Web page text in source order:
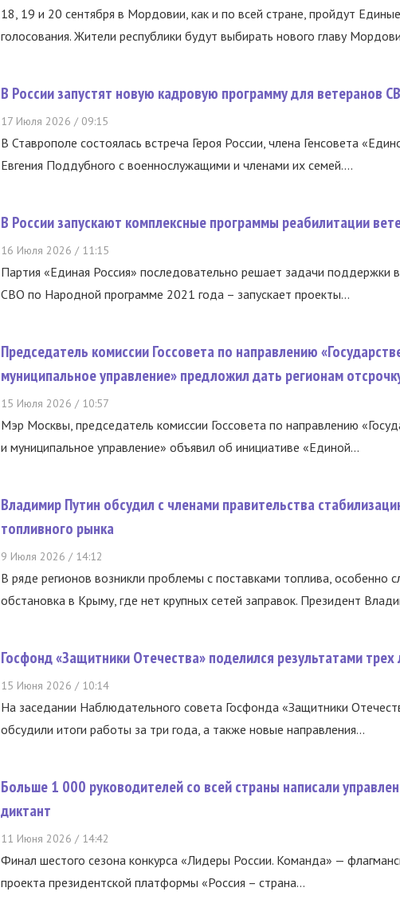
18, 19 и 20 сентября в Мордовии, как и по всей стране, пройдут
голосования. Жители республики будут выбирать нового главу
В России запустят новую кадровую программу для ветеранов
17 Июля 2026 / 09:15
В Ставрополе состоялась встреча Героя России, члена Генсовета
Евгения Поддубного с военнослужащими и членами их семей....
В России запускают комплексные программы реабилитации
16 Июля 2026 / 11:15
Партия «Единая Россия» последовательно решает задачи поддержки
СВО по Народной программе 2021 года – запускает проекты...
Председатель комиссии Госсовета по направлению
муниципальное управление» предложил дать регионам
15 Июля 2026 / 10:57
Мэр Москвы, председатель комиссии Госсовета по направлению
и муниципальное управление» объявил об инициативе «Единой...
Владимир Путин обсудил с членами правительства
топливного рынка
9 Июля 2026 / 14:12
В ряде регионов возникли проблемы с поставками топлива, особенно
обстановка в Крыму, где нет крупных сетей заправок. Президент
Госфонд «Защитники Отечества» поделился результатами
15 Июня 2026 / 10:14
На заседании Наблюдательного совета Госфонда «Защитники
обсудили итоги работы за три года, а также новые направления...
Больше 1 000 руководителей со всей страны написали
диктант
11 Июня 2026 / 14:42
Финал шестого сезона конкурса «Лидеры России. Команда» —
проекта президентской платформы «Россия – страна...